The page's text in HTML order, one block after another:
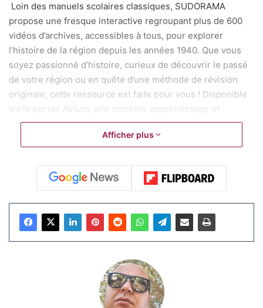
Loin des manuels scolaires classiques, SUDORAMA
propose une fresque interactive regroupant plus de 600
vidéos d’archives, accessibles à tous, pour explorer
l’histoire de la région depuis les années 1940. Que vous
soyez passionné d’histoire, curieux de découvrir le passé
de votre région ou en quête d’une méthode de révision
originale, cette ressource est faite pour vous ! Disponible
via le portail Atrium, elle combine apprentissage et
découverte culturelle pour rendre vos révisions plus
SUDORAMA, c’est bien plus qu’une simple banque de
vidéos. La plateforme propose des parcours thématiques
la Maison Méditerranéenne des Sciences de l’Homme
collaboration avec des enseignants et le Rectorat. Ces
parcours abordent des sujets clés comme la
encore la déportation des juifs dans la région pendant
Seconde Guerre mondiale, en lien direct avec les
programmes du lycée. Les enseignants peuvent
Afficher plus